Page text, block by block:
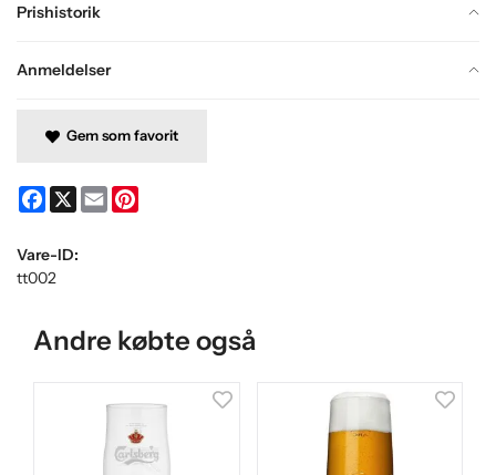
Prishistorik
Anmeldelser
Gem som favorit
Facebook
X Email
Vare-ID:
tt002
Andre købte også